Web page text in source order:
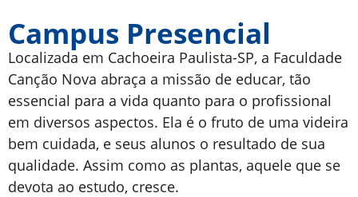
Campus Presencial
Localizada em Cachoeira Paulista-SP, a Faculdade
Canção Nova abraça a missão de educar, tão
essencial para a vida quanto para o profissional
em diversos aspectos. Ela é o fruto de uma videira
bem cuidada, e seus alunos o resultado de sua
qualidade. Assim como as plantas, aquele que se
devota ao estudo, cresce.